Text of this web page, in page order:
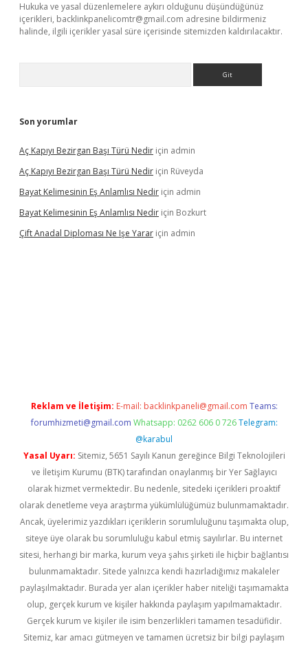
Hukuka ve yasal düzenlemelere aykırı olduğunu düşündüğünüz
içerikleri, backlinkpanelicomtr@gmail.com adresine bildirmeniz
halinde, ilgili içerikler yasal süre içerisinde sitemizden kaldırılacaktır.
Son yorumlar
Aç Kapıyı Bezirgan Başı Türü Nedir için admin
Aç Kapıyı Bezirgan Başı Türü Nedir için Rüveyda
Bayat Kelimesinin Eş Anlamlısı Nedir için admin
Bayat Kelimesinin Eş Anlamlısı Nedir için Bozkurt
Çift Anadal Diploması Ne Işe Yarar için admin
Reklam ve İletişim: E-mail: backlinkpaneli@gmail.com Teams:
forumhizmeti@gmail.com Whatsapp: 0262 606 0 726 Telegram:
@karabul
Yasal Uyarı: Sitemiz, 5651 Sayılı Kanun gereğince Bilgi Teknolojileri
ve İletişim Kurumu (BTK) tarafından onaylanmış bir Yer Sağlayıcı
olarak hizmet vermektedir. Bu nedenle, sitedeki içerikleri proaktif
olarak denetleme veya araştırma yükümlülüğümüz bulunmamaktadır.
Ancak, üyelerimiz yazdıkları içeriklerin sorumluluğunu taşımakta olup,
siteye üye olarak bu sorumluluğu kabul etmiş sayılırlar. Bu internet
sitesi, herhangi bir marka, kurum veya şahıs şirketi ile hiçbir bağlantısı
bulunmamaktadır. Sitede yalnızca kendi hazırladığımız makaleler
paylaşılmaktadır. Burada yer alan içerikler haber niteliği taşımamakta
olup, gerçek kurum ve kişiler hakkında paylaşım yapılmamaktadır.
Gerçek kurum ve kişiler ile isim benzerlikleri tamamen tesadüfidir.
Sitemiz, kar amacı gütmeyen ve tamamen ücretsiz bir bilgi paylaşım